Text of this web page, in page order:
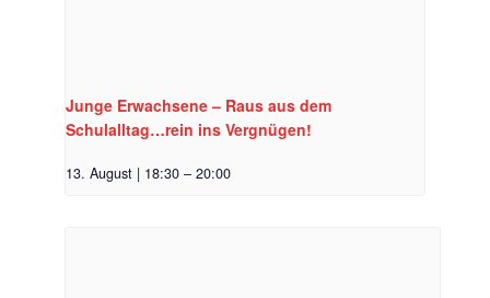
Junge Erwachsene – Raus aus dem
Schulalltag…rein ins Vergnügen!
13. August | 18:30 – 20:00